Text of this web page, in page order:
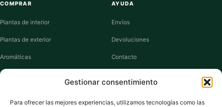
Gestionar consentimiento
Para ofrecer las mejores experiencias, utilizamos tecnologías como las
COMPRAR
Plantas de interior
Plantas de exterior
Aromáticas
Suculentas
AYUDA
Envíos
Devoluciones
Contacto